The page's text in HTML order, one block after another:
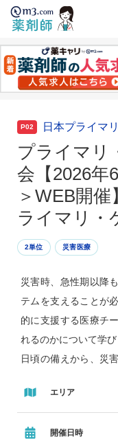
P02 日本プライマ
プライマリ
会【2026年
＞WEB開
ライマリ・
2単位 災害医療
災害時、急性期以降
テムを支えることが
的に支援する医療チ
れるのかについて学び
日頃の備えから、災
9:20～12:30
エリア
開催日時